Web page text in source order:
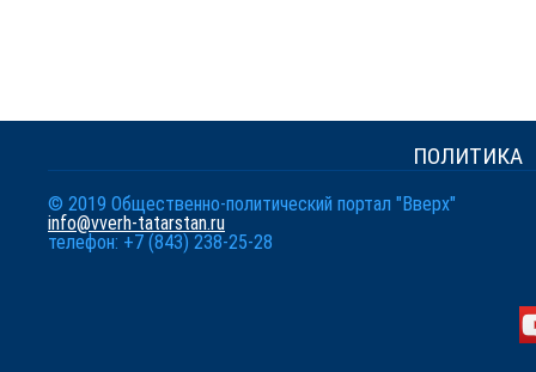
ПОЛИТИКА
© 2019 Общественно-политический портал "Вверх"
info@vverh-tatarstan.ru
телефон: +7 (843) 238-25-28